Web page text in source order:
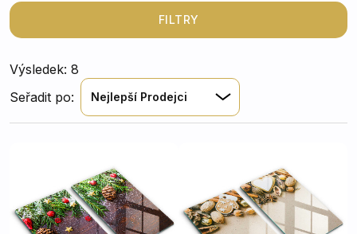
FILTRY
Výsledek: 8
Seřadit po:
Nejlepší Prodejci